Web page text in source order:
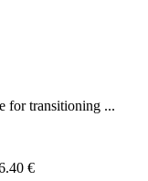
for transitioning ...
€